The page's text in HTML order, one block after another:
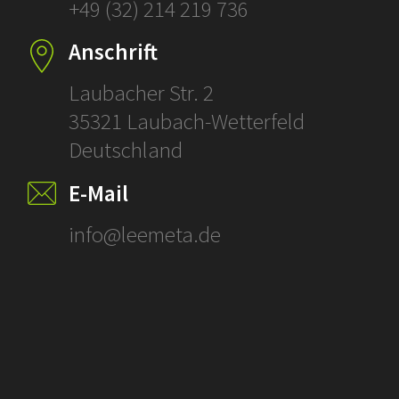
+49 (32) 214 219 736
Anschrift
Laubacher Str. 2
35321 Laubach-Wetterfeld
Deutschland
E-Mail
info@leemeta.de